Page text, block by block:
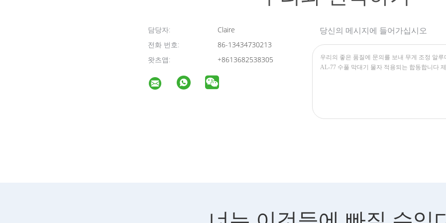
담당자:
Claire
전화 번호:
86-13434730213
왓츠앱:
+8613682538305
당신의 메시지에 들어가십시오